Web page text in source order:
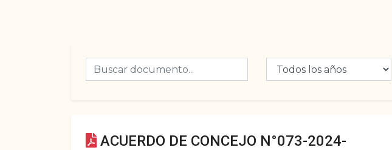
ACUERDO DE CONCEJO N°073-2024-